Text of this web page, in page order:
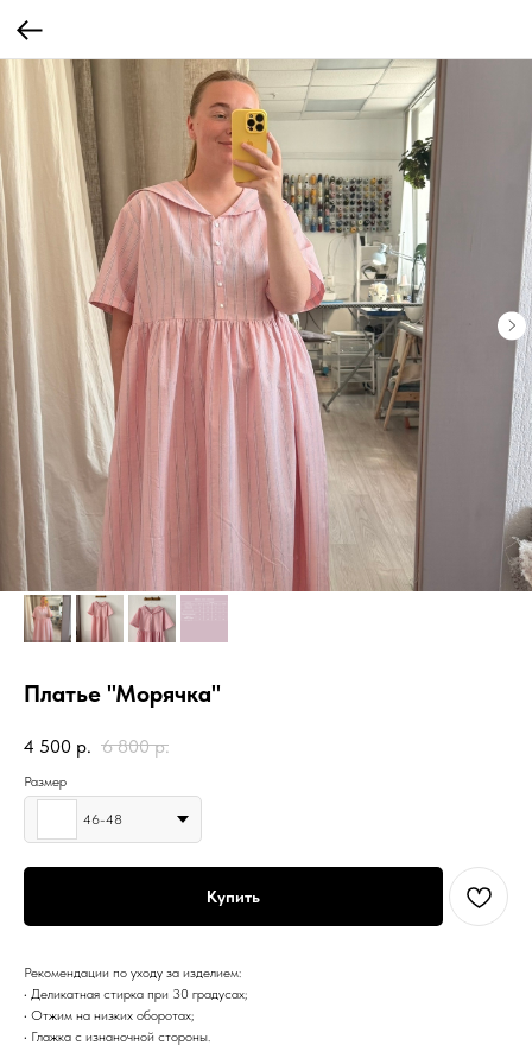
Платье "Морячка"
4 500 р. 6 800 р.
Размер
46-48
Купить
Рекомендации по уходу за изделием:
• Деликатная стирка при 30 градусах;
• Отжим на низких оборотах;
• Глажка с изнаночной стороны.